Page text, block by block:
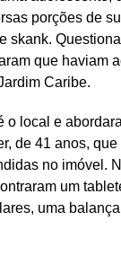
porções de
skank.
que haviam
Caribe.
o local e
de 41 anos,
no imóvel.
um
uma